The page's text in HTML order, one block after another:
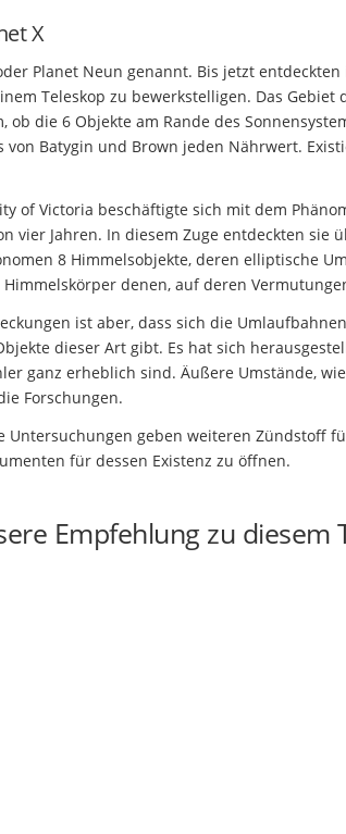
X
Planet Neun genannt. Bis jetzt
Teleskop zu bewerkstelligen. Das
ob die 6 Objekte am Rande des
Batygin und Brown jeden Nährwert.
of Victoria beschäftigte sich mit dem
vier Jahren. In diesem Zuge entdeckten sie
8 Himmelsobjekte, deren elliptische
denen, auf deren
ist aber, dass sich die
dieser Art gibt. Es hat sich
ganz erheblich sind. Äußere Umstände,
Forschungen.
Untersuchungen geben weiteren Zündstoff
für dessen Existenz zu öffnen.
Empfehlung zu diesem